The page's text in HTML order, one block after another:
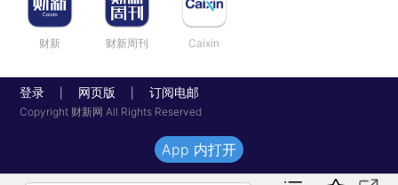
财新 财新周刊 Caixin
登录 网页版 订阅电邮
Copyright 财新网 All Rights Reserved
App 内打开